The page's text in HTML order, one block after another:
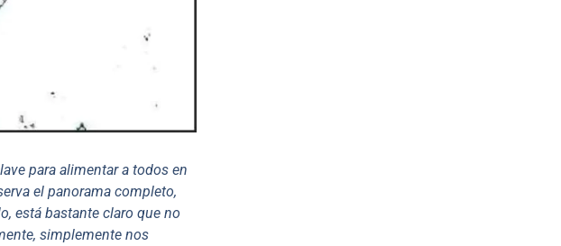
para alimentar a todos en
el panorama completo,
está bastante claro que no
simplemente nos